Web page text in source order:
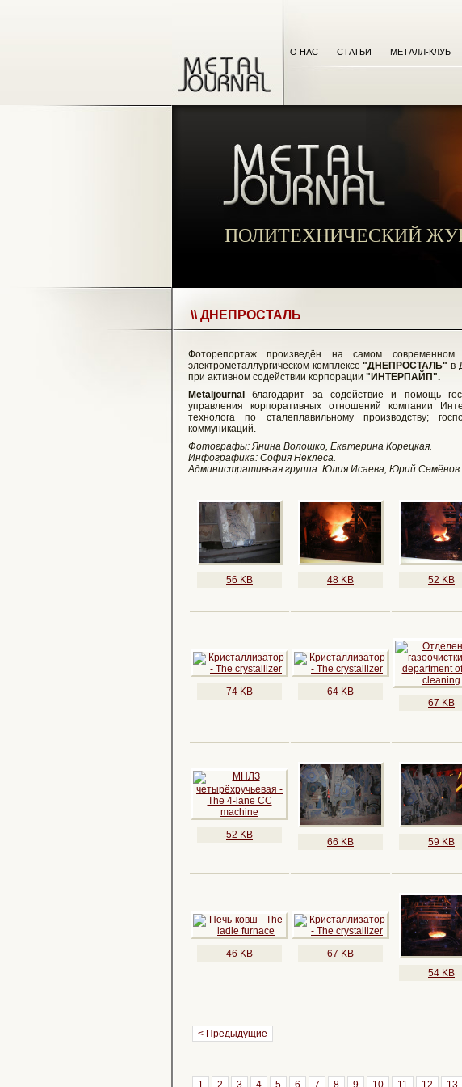
О НАС СТАТЬИ МЕТАЛЛ-КЛУБ
ПОЛИТЕХНИЧЕСКИЙ
\\ ДНЕПРОСТАЛЬ
Фоторепортаж произведён на самом
электрометаллургическом комплексе"ДНЕПРОСТАЛЬ" в
при активном содействии корпорации "ИНТЕРПАЙП".
Metaljournal
благодарит за содействие и помощь
управления корпоративных отношений компании
технолога по сталеплавильному производству;
коммуникаций.
Фотографы: Янина Волошко, Екатерина Корецкая.
Инфографика: София Неклеса.
Административная группа: Юлия Исаева, Юрий Семёнов.
56 KB 48 KB 52 KB
74 KB
64 KB
67 KB
52 KB
66 KB 59 KB
46 KB
67 KB
54 KB
< Предыдущие
1 2 3 4 5 6 7 8 9 10 11 12 13